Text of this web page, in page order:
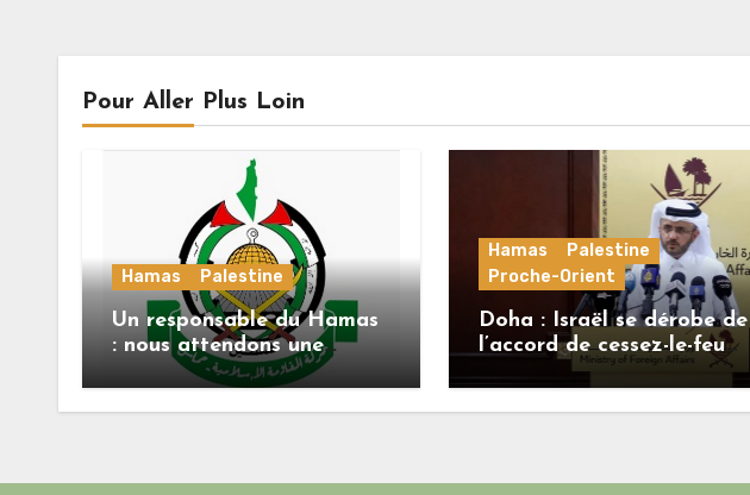
Pour Aller Plus Loin
Hamas Palestine
Un responsable du Hamas
: nous attendons une
réponse officielle de
Mladenov concernant la
Hamas
Palestine
Proche-Orient
Doha : Israël se dérobe de
l’accord de cessez-le-feu
alors que le Hamas honore
ses engagements